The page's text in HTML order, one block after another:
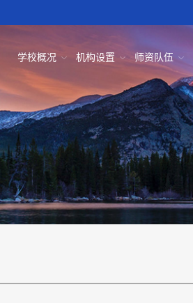
学校概况 机构设置 师资队伍